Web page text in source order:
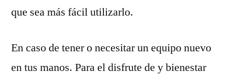
que sea más fácil utilizarlo.
En caso de tener o necesitar un equipo nuevo
en tus manos. Para el disfrute de y bienestar